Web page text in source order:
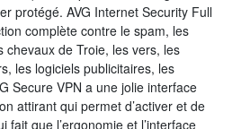
protégé. AVG Internet Security Full
complète contre le spam, les
chevaux de Troie, les vers, les
les logiciels publicitaires, les
Secure VPN a une jolie interface
attirant qui permet d’activer et de
fait que l’ergonomie et l’interface